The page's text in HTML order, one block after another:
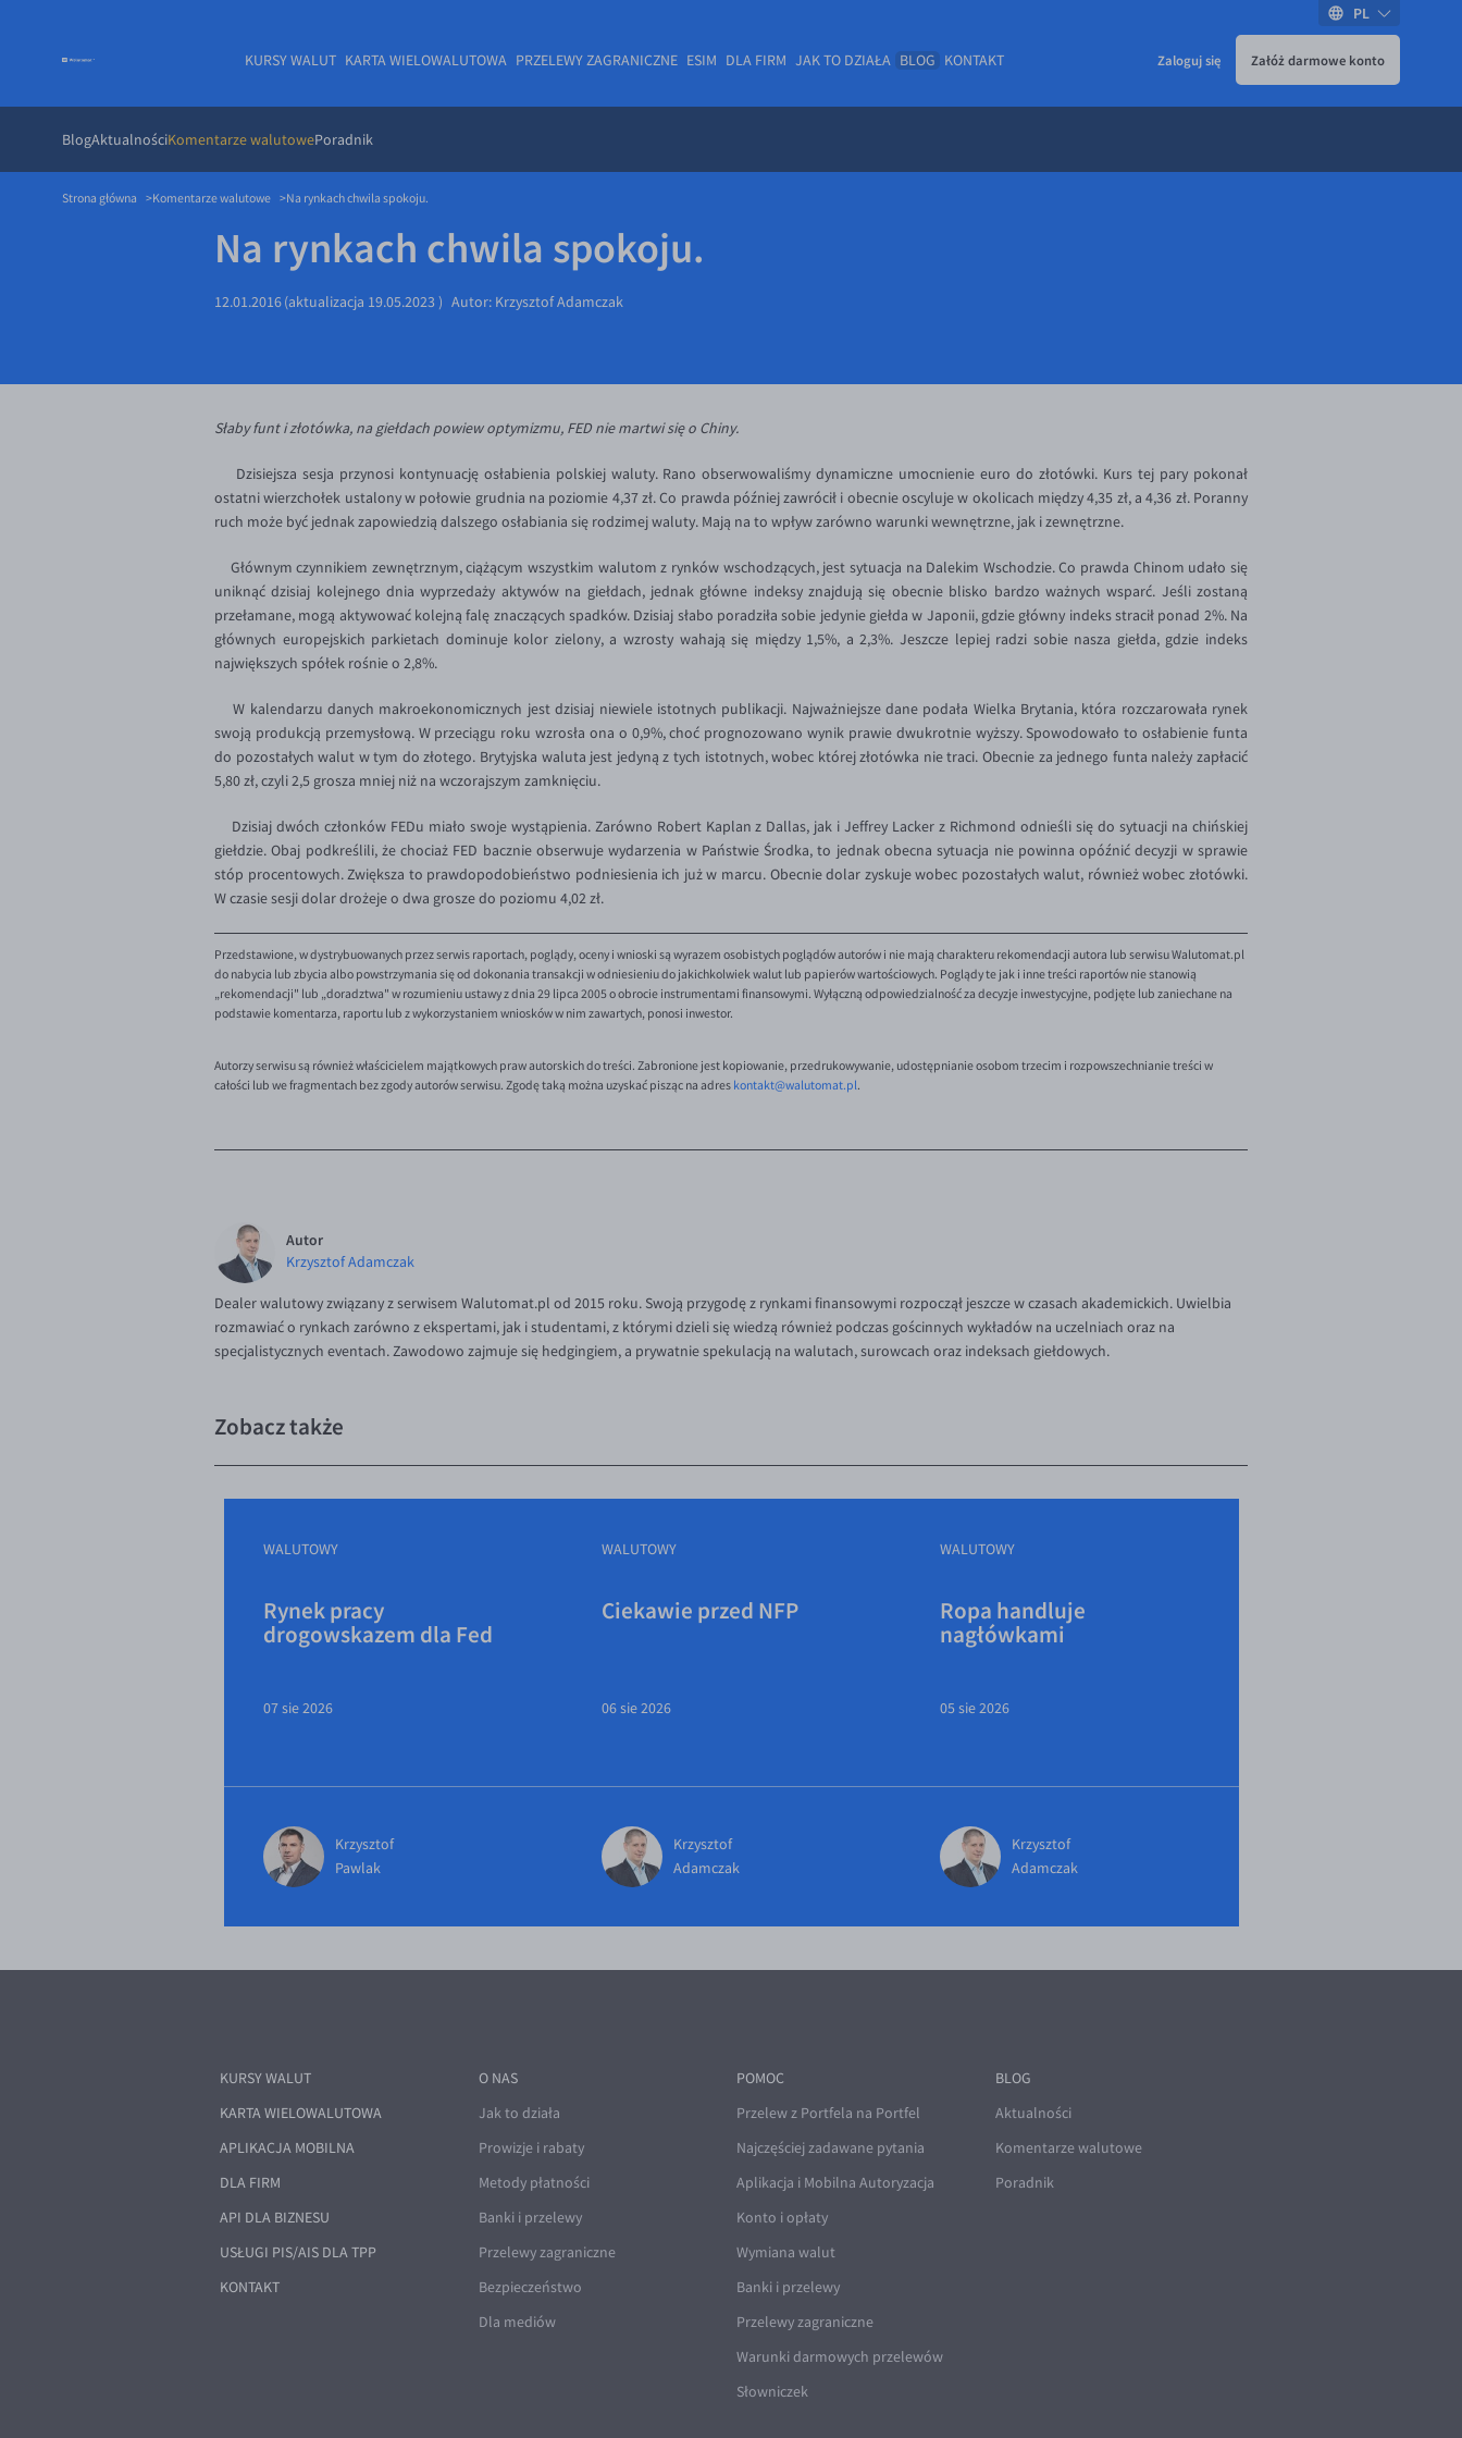
KURSY WALUT KARTA WIELOWALUTOWA PRZELEWY ZAGRANICZNE ESIM DLA FIRM JAK TO DZIAŁA BLOG
BlogAktualnościKomentarze walutowePoradnik
KONTAKT Zaloguj się Załóż darmowe konto
PL
Strona główna Komentarze walutowe Na rynkach chwila spokoju.
Na rynkach chwila spokoju.
12.01.2016(aktualizacja 19.05.2023 ) Autor: Krzysztof Adamczak
Słaby funt i złotówka, na giełdach powiew optymizmu, FED nie martwi się o Chiny.
Dzisiejsza sesja przynosi kontynuację osłabienia polskiej waluty. Rano obserwowaliśmy dynamiczne umocnienie euro do złotówki. Kurs tej pary pokonał
ostatni wierzchołek ustalony w połowie grudnia na poziomie 4,37 zł. Co prawda później zawrócił i obecnie oscyluje w okolicach między 4,35 zł, a 4,36 zł. Poranny
ruch może być jednak zapowiedzią dalszego osłabiania się rodzimej waluty. Mają na to wpływ zarówno warunki wewnętrzne, jak i zewnętrzne.
Głównym czynnikiem zewnętrznym, ciążącym wszystkim walutom z rynków wschodzących, jest sytuacja na Dalekim Wschodzie. Co prawda Chinom udało się
uniknąć dzisiaj kolejnego dnia wyprzedaży aktywów na giełdach, jednak główne indeksy znajdują się obecnie blisko bardzo ważnych wsparć. Jeśli zostaną
przełamane, mogą aktywować kolejną falę znaczących spadków. Dzisiaj słabo poradziła sobie jedynie giełda w Japonii, gdzie główny indeks stracił ponad 2%. Na
głównych europejskich parkietach dominuje kolor zielony, a wzrosty wahają się między 1,5%, a 2,3%. Jeszcze lepiej radzi sobie nasza giełda, gdzie indeks
największych spółek rośnie o 2,8%.
W kalendarzu danych makroekonomicznych jest dzisiaj niewiele istotnych publikacji. Najważniejsze dane podała Wielka Brytania, która rozczarowała rynek
swoją produkcją przemysłową. W przeciągu roku wzrosła ona o 0,9%, choć prognozowano wynik prawie dwukrotnie wyższy. Spowodowało to osłabienie funta
do pozostałych walut w tym do złotego. Brytyjska waluta jest jedyną z tych istotnych, wobec której złotówka nie traci. Obecnie za jednego funta należy zapłacić
5,80 zł, czyli 2,5 grosza mniej niż na wczorajszym zamknięciu.
Dzisiaj dwóch członków FEDu miało swoje wystąpienia. Zarówno Robert Kaplan z Dallas, jak i Jeffrey Lacker z Richmond odnieśli się do sytuacji na chińskiej
giełdzie. Obaj podkreślili, że chociaż FED bacznie obserwuje wydarzenia w Państwie Środka, to jednak obecna sytuacja nie powinna opóźnić decyzji w sprawie
stóp procentowych. Zwiększa to prawdopodobieństwo podniesienia ich już w marcu. Obecnie dolar zyskuje wobec pozostałych walut, również wobec złotówki.
W czasie sesji dolar drożeje o dwa grosze do poziomu 4,02 zł.
Przedstawione, w dystrybuowanych przez serwis raportach, poglądy, oceny i wnioski są wyrazem osobistych poglądów autorów i nie mają charakteru rekomendacji autora lub serwisu Walutomat.pl
do nabycia lub zbycia albo powstrzymania się od dokonania transakcji w odniesieniu do jakichkolwiek walut lub papierów wartościowych. Poglądy te jak i inne treści raportów nie stanowią
„rekomendacji" lub „doradztwa" w rozumieniu ustawy z dnia 29 lipca 2005 o obrocie instrumentami finansowymi. Wyłączną odpowiedzialność za decyzje inwestycyjne, podjęte lub zaniechane na
podstawie komentarza, raportu lub z wykorzystaniem wniosków w nim zawartych, ponosi inwestor.
Autorzy serwisu są również właścicielem majątkowych praw autorskich do treści. Zabronione jest kopiowanie, przedrukowywanie, udostępnianie osobom trzecim i rozpowszechnianie treści w
całości lub we fragmentach bez zgody autorów serwisu. Zgodę taką można uzyskać pisząc na adres kontakt@walutomat.pl.
Autor
Krzysztof Adamczak
Dealer walutowy związany z serwisem Walutomat.pl od 2015 roku. Swoją przygodę z rynkami finansowymi rozpoczął jeszcze w czasach akademickich. Uwielbia
rozmawiać o rynkach zarówno z ekspertami, jak i studentami, z którymi dzieli się wiedzą również podczas gościnnych wykładów na uczelniach oraz na
specjalistycznych eventach. Zawodowo zajmuje się hedgingiem, a prywatnie spekulacją na walutach, surowcach oraz indeksach giełdowych.
Zobacz także
WALUTOWY
Rynek pracy
drogowskazem dla Fed
07 sie 2026
Krzysztof
Pawlak
WALUTOWY
Ciekawie przed NFP
06 sie 2026
Krzysztof
Adamczak
WALUTOWY
Ropa handluje
nagłówkami
05 sie 2026
Krzysztof
Adamczak
KURSY WALUT
KARTA WIELOWALUTOWA
APLIKACJA MOBILNA
DLA FIRM
API DLA BIZNESU
USŁUGI PIS/AIS DLA TPP
KONTAKT
O NAS
Jak to działa
Prowizje i rabaty
Metody płatności
Banki i przelewy
Przelewy zagraniczne
Bezpieczeństwo
Dla mediów
POMOC
Przelew z Portfela na Portfel
Najczęściej zadawane pytania
Aplikacja i Mobilna Autoryzacja
Konto i opłaty
Wymiana walut
Banki i przelewy
Przelewy zagraniczne
Warunki darmowych przelewów
Słowniczek
BLOG
Aktualności
Komentarze walutowe
Poradnik